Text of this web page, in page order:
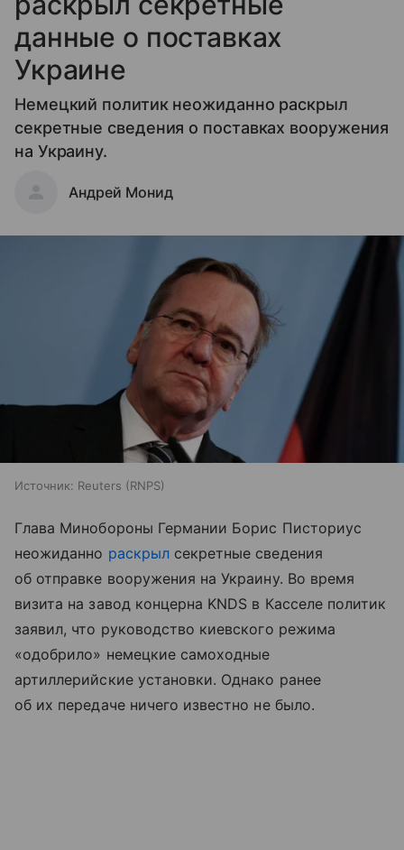
данные о поставках
Украине
Немецкий политик неожиданно раскрыл
секретные сведения о поставках вооружения
на Украину.
Андрей Монид
Источник: Reuters (RNPS)
Глава Минобороны Германии Борис Писториус
неожиданно раскрылсекретные сведения
об отправке вооружения на Украину. Во время
визита на завод концерна KNDS в Касселе политик
заявил, что руководство киевского режима
«одобрило» немецкие самоходные
артиллерийские установки. Однако ранее
об их передаче ничего известно не было.